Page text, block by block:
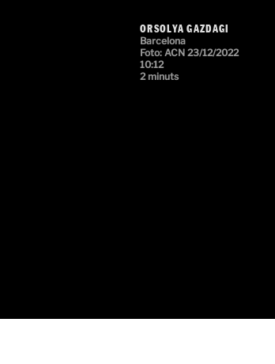
ORSOLYA GAZDAGI
Barcelona
Foto: ACN 23/12/2022
10:12
2 minuts